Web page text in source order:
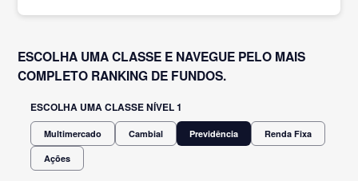
ESCOLHA UMA CLASSE E NAVEGUE PELO MAIS
COMPLETO RANKING DE FUNDOS.
ESCOLHA UMA CLASSE NÍVEL 1
Multimercado Cambial Previdência Renda Fixa
Ações